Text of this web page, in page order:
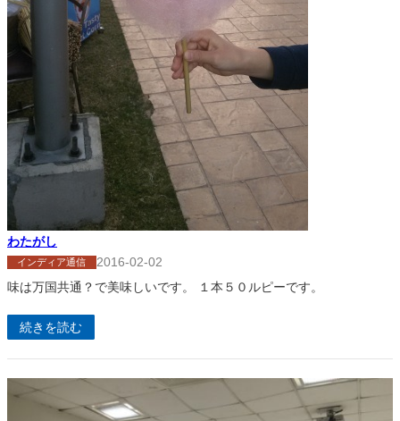
わたがし
インディア通信
2016-02-02
味は万国共通？で美味しいです。 １本５０ルピーです。
続きを読む